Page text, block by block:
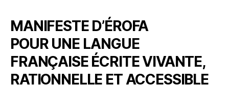
MANIFESTE D’ÉROFA
POUR UNE LANGUE
FRANÇAISE ÉCRITE VIVANTE,
RATIONNELLE ET ACCESSIBLE